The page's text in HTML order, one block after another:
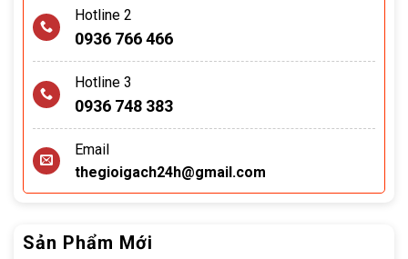
Hotline 2
0936 766 466
Hotline 3
0936 748 383
Email
thegioigach24h@gmail.com
Sản Phẩm Mới